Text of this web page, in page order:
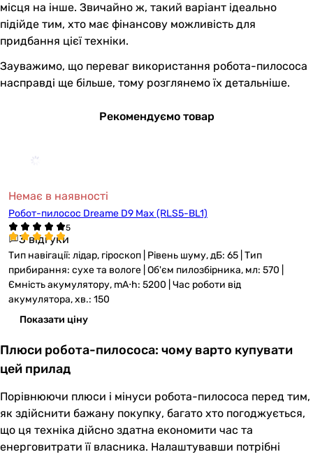
місця на інше. Звичайно ж, такий варіант ідеально
підійде тим, хто має фінансову можливість для
придбання цієї техніки.
Зауважимо, що переваг використання робота-пилососа
насправді ще більше, тому розглянемо їх детальніше.
Рекомендуємо товар
Немає в наявності
Робот-пилосос Dreame D9 Max (RLS5-BL1)
3 відгуки
Тип навігації: лідар, гіроскоп | Рівень шуму, дБ: 65 | Тип
прибирання: сухе та вологе | Об'єм пилозбірника, мл: 570 |
Ємність акумулятору, mА⋅h: 5200 | Час роботи від
акумулятора, хв.: 150
Показати ціну
Плюси робота-пилососа: чому варто купувати
цей прилад
Порівнюючи плюси і мінуси робота-пилососа перед тим,
як здійснити бажану покупку, багато хто погоджується,
що ця техніка дійсно здатна економити час та
енерговитрати її власника. Налаштувавши потрібні